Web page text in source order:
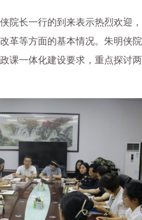
院长一行的到来表示热烈欢迎
革等方面的基本情况。朱明侠
课一体化建设要求，重点探讨